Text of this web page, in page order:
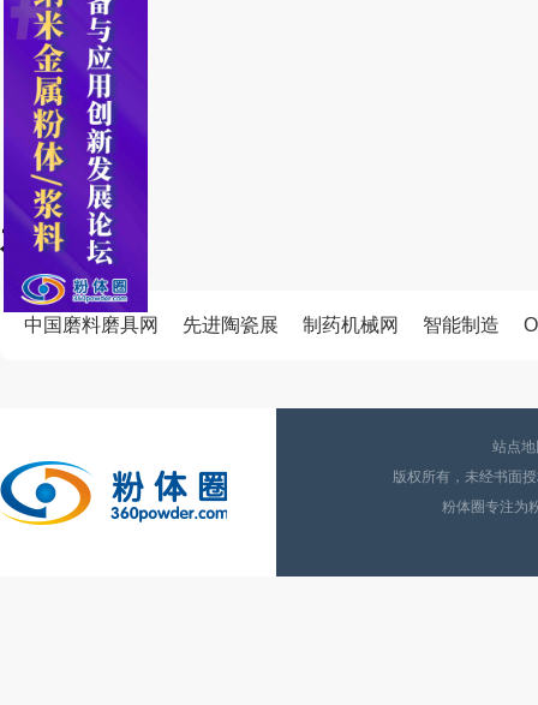
友情链接
中国磨料磨具网 先进陶瓷展 制药机械网 智能制造
站点
版权所有，未经书面
粉体圈专注为